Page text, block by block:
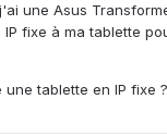
une Asus
fixe à ma tablette
une tablette en IP fixe ?